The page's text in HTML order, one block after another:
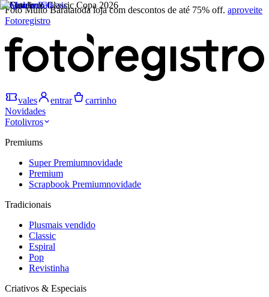
Foto Muito Baratatoda loja com descontos de até 75% off. aproveite
Fotoregistro
vales entrar
carrinho
Novidades
Fotolivros
Premiums
Super Premiumnovidade
Premium
Scrapbook Premiumnovidade
Tradicionais
Plusmais vendido
Classic
Espiral
Pop
Revistinha
Criativos & Especiais